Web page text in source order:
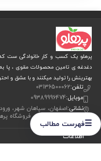
دغدغه ی تامین محصولات مقوی ، پا به
بهترینش را تولید میکنند و با عشق و
تلفن:03136500062
موبایل:09389996474
نشانی:اصفهان، سپاهان شهر،
ورزشی ولایت، فروشگاه
اطلاعات
☰فهرست مطالب